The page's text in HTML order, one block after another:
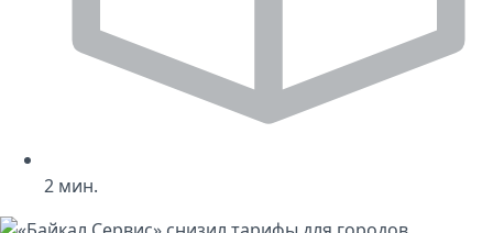
2 мин.